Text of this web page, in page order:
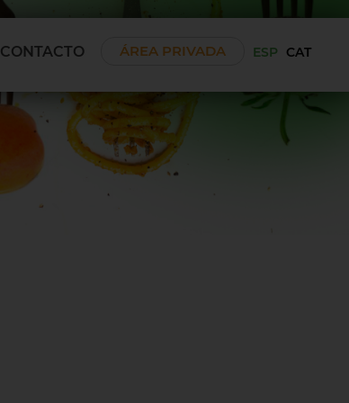
CONTACTO ÁREA PRIVADA ESP CAT